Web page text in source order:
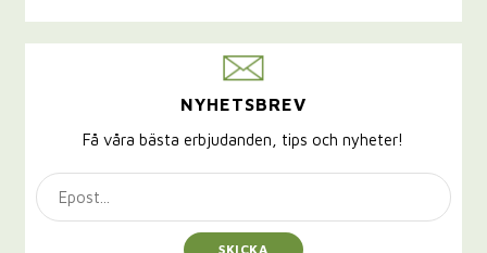
NYHETSBREV
Få våra bästa erbjudanden, tips och nyheter!
SKICKA